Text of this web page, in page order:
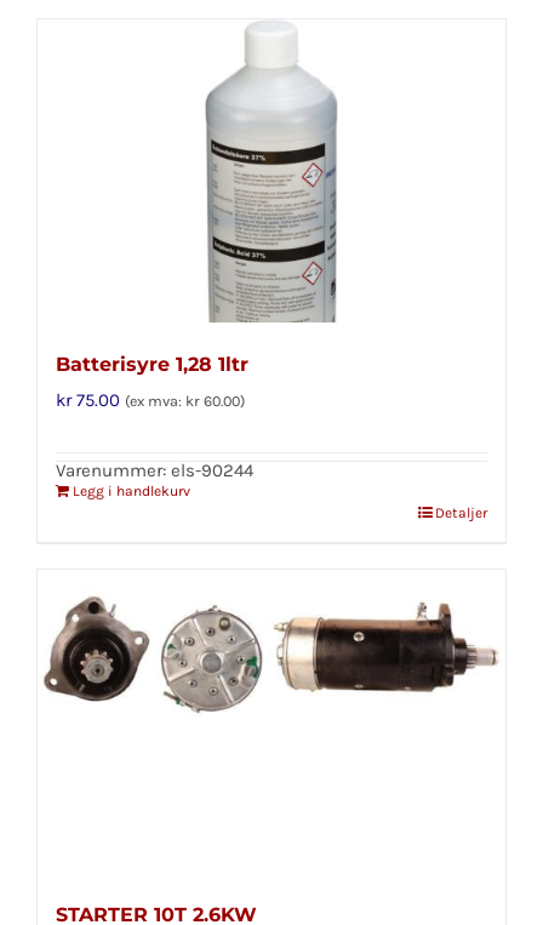
Batterisyre 1,28 1ltr
kr75.00 (ex mva: kr 60.00)
Varenummer: els-90244
Legg i handlekurv
Detaljer
STARTER 10T 2.6KW